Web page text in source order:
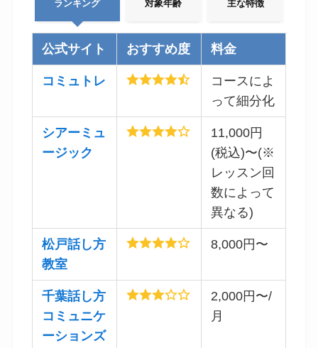
ランキング 対象年齢 主な特徴
公式サイト おすすめ度 料金
コミュトレ
コースによ
って細分化
シアーミュ
ージック
11,000円
(税込)〜(※
レッスン回
数によって
異なる)
松戸話し方
教室
8,000円〜
千葉話し方
コミュニケ
ーションズ
2,000円〜/
月